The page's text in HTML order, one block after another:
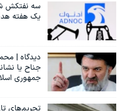
سه نفتکش
یک هفته
دیدگاه |
جناح یا
جمهوری
تحریم‌های